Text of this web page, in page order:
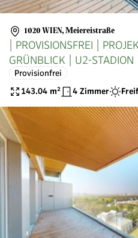
1020 WIEN, Meiereistraße
| PROVISIONSFREI |
GRÜNBLICK | U2-STADION
Provisionfrei
143.04 m² 4 Zimmer